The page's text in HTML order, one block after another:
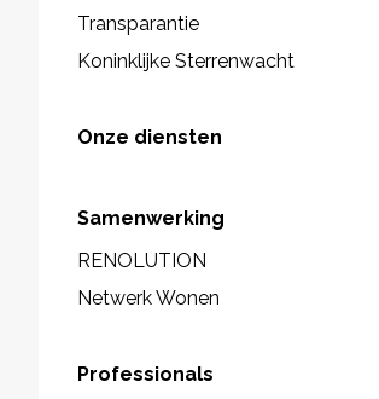
Transparantie
Koninklijke Sterrenwacht
Onze diensten
Samenwerking
RENOLUTION
Netwerk Wonen
Professionals